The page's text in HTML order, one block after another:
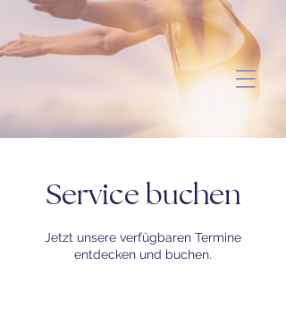
Service buchen
Jetzt unsere verfügbaren Termine
entdecken und buchen.